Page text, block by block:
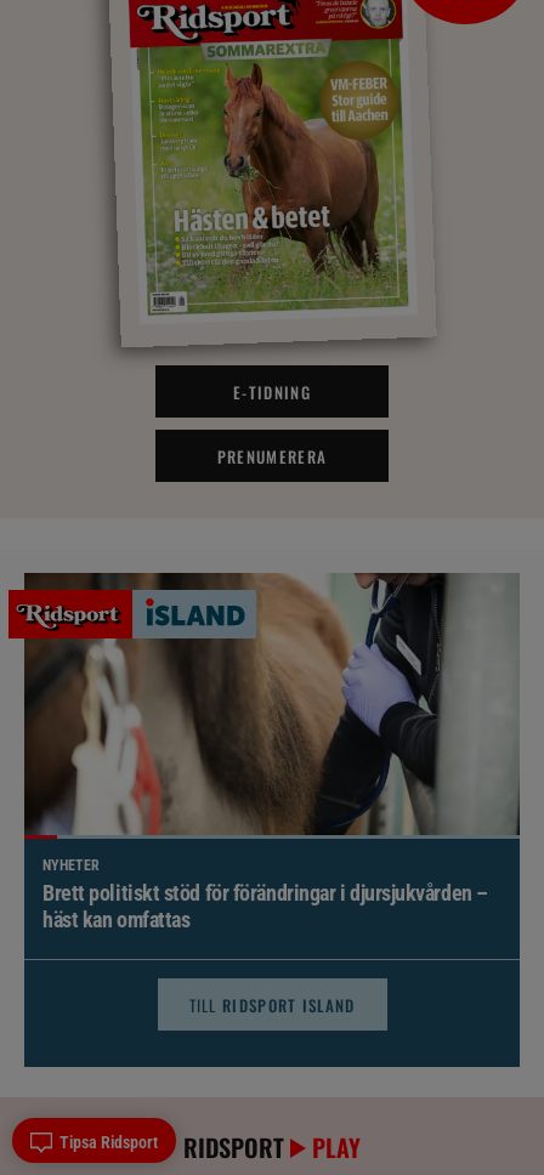
E-TIDNING
PRENUMERERA
NYHETER
Brett politiskt stöd för förändringar i djursjukvården –
häst kan omfattas
TILL RIDSPORT ISLAND
RIDSPORT PLAY
Tipsa Ridsport